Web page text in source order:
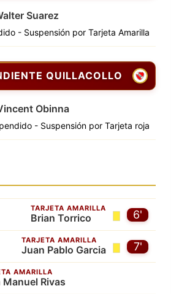
Suarez
- Suspensión por Tarjeta Amarilla
QUILLACOLLO
Obinna
- Suspensión por Tarjeta roja
6'
TARJETA AMARILLA
Brian Torrico
7'
TARJETA AMARILLA
Juan Pablo Garcia
AMARILLA
Manuel Rivas